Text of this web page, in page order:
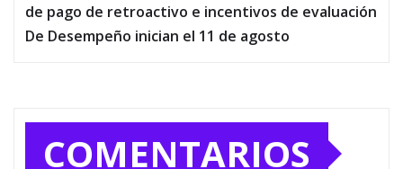
de pago de retroactivo e incentivos de evaluación
De Desempeño inician el 11 de agosto
COMENTARIOS